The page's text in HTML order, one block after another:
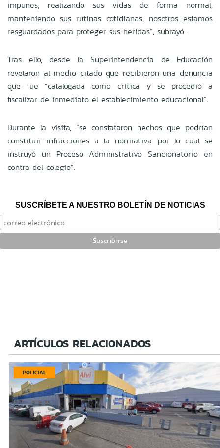
impunes, realizando sus vidas de forma normal,
manteniendo sus rutinas cotidianas, nosotros estamos
resguardados para proteger sus heridas”, subrayó.
Tras ello, desde la Superintendencia de Educación
revelaron al medio citado que recibieron una denuncia
que fue “catalogada como crítica y se procedió a
fiscalizar de inmediato el establecimiento educacional”.
Durante la visita, “se constataron hechos que podrían
constituir infracciones a la normativa, por lo cual se
instruyó un Proceso Administrativo Sancionatorio en
contra del colegio”.
SUSCRÍBETE A NUESTRO BOLETÍN DE NOTICIAS
ARTÍCULOS RELACIONADOS
POLICIAL